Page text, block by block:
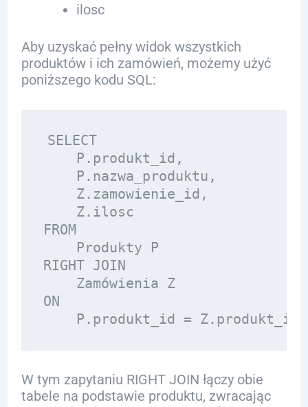
ilosc
Aby uzyskać pełny widok wszystkich
produktów i ich zamówień, możemy użyć
poniższego kodu SQL:
SELECT
    P.produkt_id,
    P.nazwa_produktu,
    Z.zamowienie_id,
    Z.ilosc
FROM
    Produkty P
RIGHT JOIN
    Zamówienia Z
ON
W tym zapytaniu RIGHT JOIN łączy obie
tabele na podstawie produktu, zwracając